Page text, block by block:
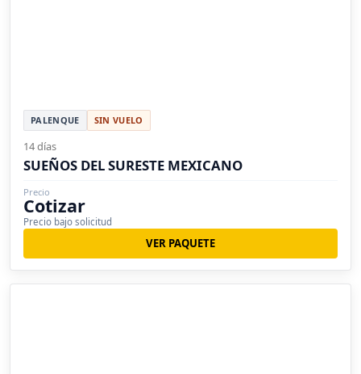
PALENQUE SIN VUELO
14 días
SUEÑOS DEL SURESTE MEXICANO
Precio
Cotizar
Precio bajo solicitud
VER PAQUETE